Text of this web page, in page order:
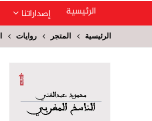
الرئيسية إصداراتنا
الرئيسية المتجر روايات